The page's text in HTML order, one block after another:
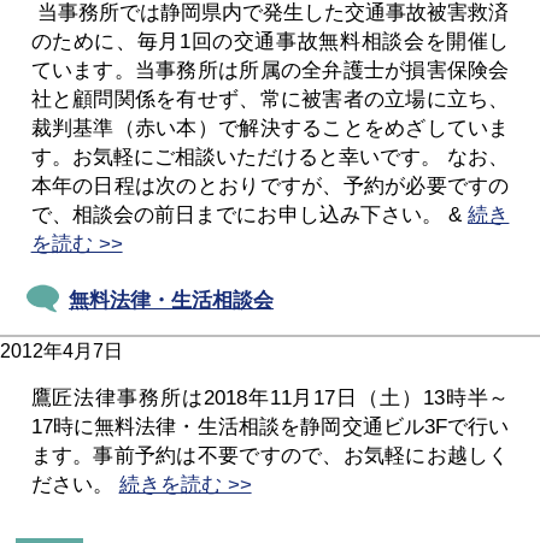
当事務所では静岡県内で発生した交通事故被害救済
のために、毎月1回の交通事故無料相談会を開催し
ています。当事務所は所属の全弁護士が損害保険会
社と顧問関係を有せず、常に被害者の立場に立ち、
裁判基準（赤い本）で解決することをめざしていま
す。お気軽にご相談いただけると幸いです。 なお、
本年の日程は次のとおりですが、予約が必要ですの
で、相談会の前日までにお申し込み下さい。 &続き
を読む >>
無料法律・生活相談会
2012年4月7日
鷹匠法律事務所は2018年11月17日（土）13時半～
17時に無料法律・生活相談を静岡交通ビル3Fで行い
ます。事前予約は不要ですので、お気軽にお越しく
ださい。 続きを読む >>